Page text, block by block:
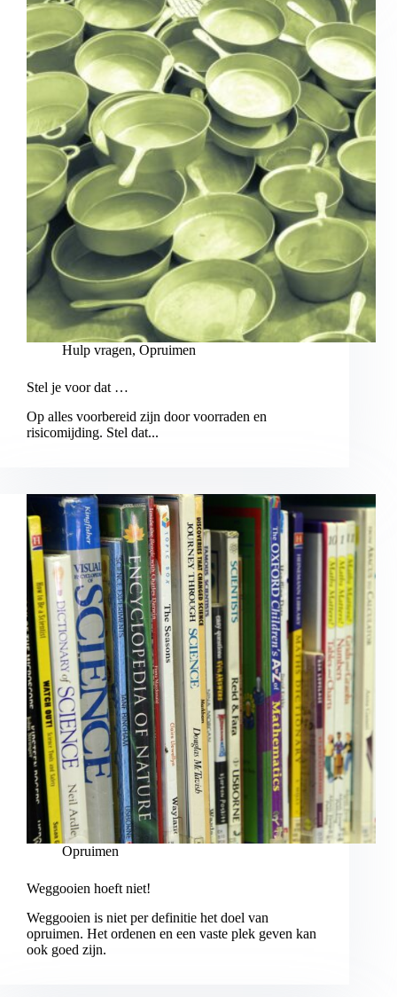
Hulp vragen, Opruimen
Stel je voor dat …
Op alles voorbereid zijn door voorraden en
risicomijding. Stel dat...
Opruimen
Weggooien hoeft niet!
Weggooien is niet per definitie het doel van
opruimen. Het ordenen en een vaste plek geven kan
ook goed zijn.